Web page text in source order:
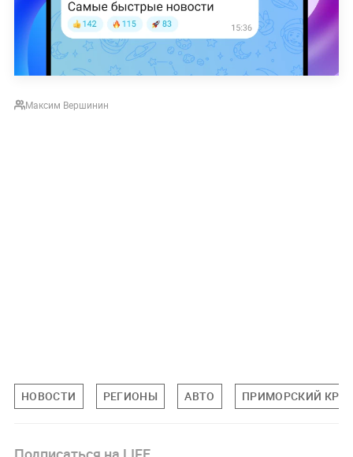
Максим Вершинин
НОВОСТИ РЕГИОНЫ АВТО ПРИМОРСКИЙ